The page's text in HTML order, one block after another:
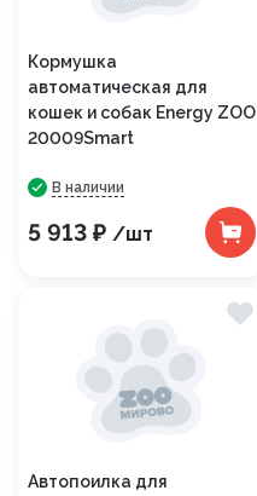
Кормушка
автоматическая для
кошек и собак Energy ZOO
20009Smart
В наличии
5 913 ₽ /шт
Автопоилка для